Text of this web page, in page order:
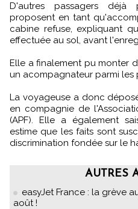
D'autres passagers
proposent en tant
cabine refuse, expliquant
effectuée au sol, avant
Elle a finalement pu monter
un acompagnateur parmi les
La voyageuse a donc
en compagnie de
(APF). Elle a également
estime que les faits sont
discrimination fondée sur le
AUTRES
easyJet France : la grève
août !